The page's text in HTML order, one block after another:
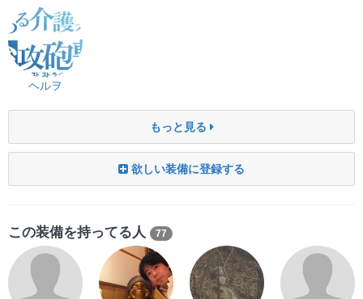
ヘルヲ
もっと見る
欲しい装備に登録する
この装備を持ってる人 77